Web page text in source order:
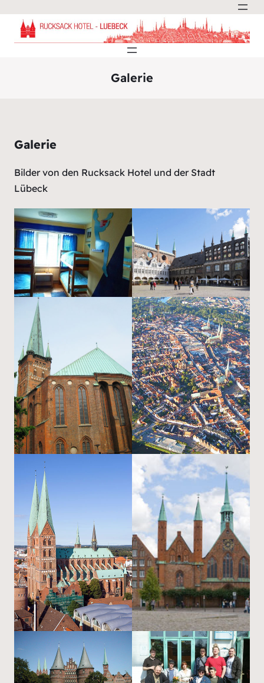
Galerie
Galerie
Bilder von den Rucksack Hotel und der Stadt
Lübeck